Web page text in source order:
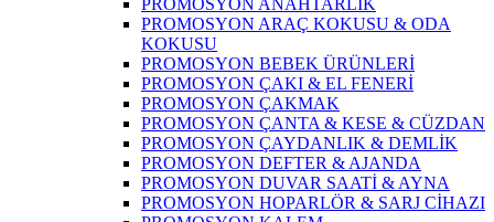
PROMOSYON ANAHTARLIK
PROMOSYON ARAÇ KOKUSU & ODA
KOKUSU
PROMOSYON BEBEK ÜRÜNLERİ
PROMOSYON ÇAKI & EL FENERİ
PROMOSYON ÇAKMAK
PROMOSYON ÇANTA & KESE & CÜZDAN
PROMOSYON ÇAYDANLIK & DEMLİK
PROMOSYON DEFTER & AJANDA
PROMOSYON DUVAR SAATİ & AYNA
PROMOSYON HOPARLÖR & SARJ CİHAZI